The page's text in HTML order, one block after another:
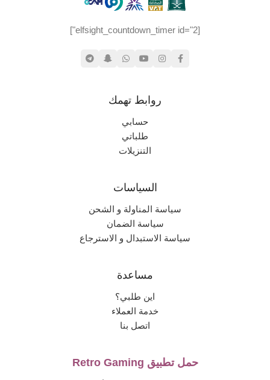
[elfsight_countdown_timer id="2"]
روابط تهمك
حسابي
طلباتي
التنزيلات
السياسات
سياسة المناولة و الشحن
سياسة الضمان
سياسة الاستبدال و الاسترجاع
مساعدة
اين طلبي؟
خدمة العملاء
اتصل بنا
حمل تطبيق Retro Gaming